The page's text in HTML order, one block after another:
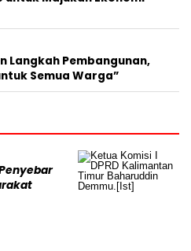
Langkah Pembangunan,
Semua Warga”